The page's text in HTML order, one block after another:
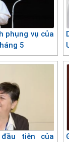
phụng vụ của
5
tiên của